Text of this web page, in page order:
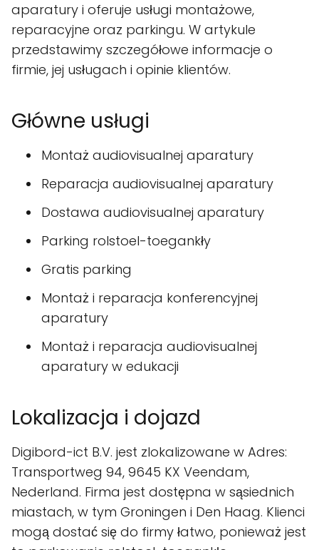
aparatury i oferuje usługi montażowe,
reparacyjne oraz parkingu. W artykule
przedstawimy szczegółowe informacje o
firmie, jej usługach i opinie klientów.
Główne usługi
Montaż audiovisualnej aparatury
Reparacja audiovisualnej aparatury
Dostawa audiovisualnej aparatury
Parking rolstoel-toegankły
Gratis parking
Montaż i reparacja konferencyjnej
aparatury
Montaż i reparacja audiovisualnej
aparatury w edukacji
Lokalizacja i dojazd
Digibord-ict B.V. jest zlokalizowane w Adres:
Transportweg 94, 9645 KX Veendam,
Nederland. Firma jest dostępna w sąsiednich
miastach, w tym Groningen i Den Haag. Klienci
mogą dostać się do firmy łatwo, ponieważ jest